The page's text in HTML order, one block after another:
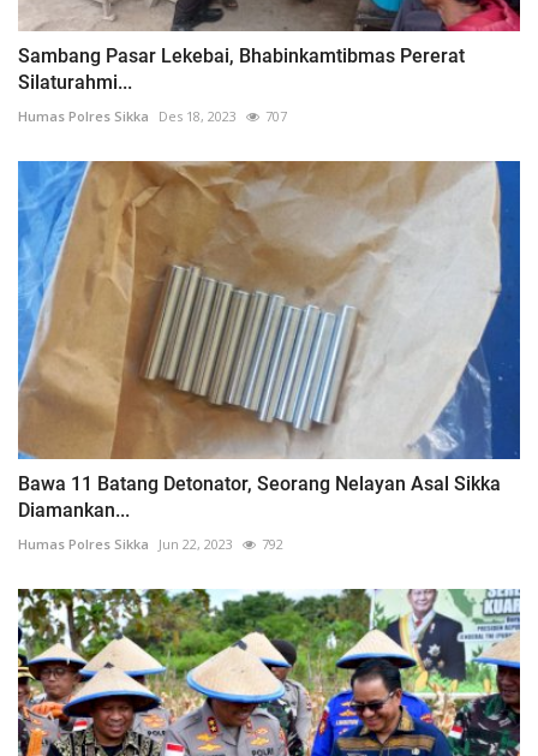
Sambang Pasar Lekebai, Bhabinkamtibmas Pererat
Silaturahmi...
Humas Polres Sikka Des 18, 2023 707
Bawa 11 Batang Detonator, Seorang Nelayan Asal Sikka
Diamankan...
Humas Polres Sikka Jun 22, 2023 792